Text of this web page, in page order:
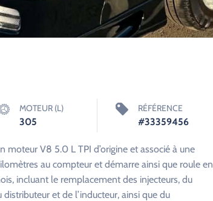
MOTEUR (L)
305
RÉFÉRENCE
#33359456
V8 5.0 L TPI d’origine et associé à une
au compteur et démarre ainsi que roule en
incluant le remplacement des injecteurs, du
et de l’inducteur, ainsi que du